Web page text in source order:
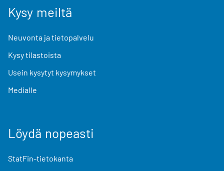
Kysy meiltä
Neuvonta ja tietopalvelu
Kysy tilastoista
Usein kysytyt kysymykset
Medialle
Löydä nopeasti
StatFin-tietokanta